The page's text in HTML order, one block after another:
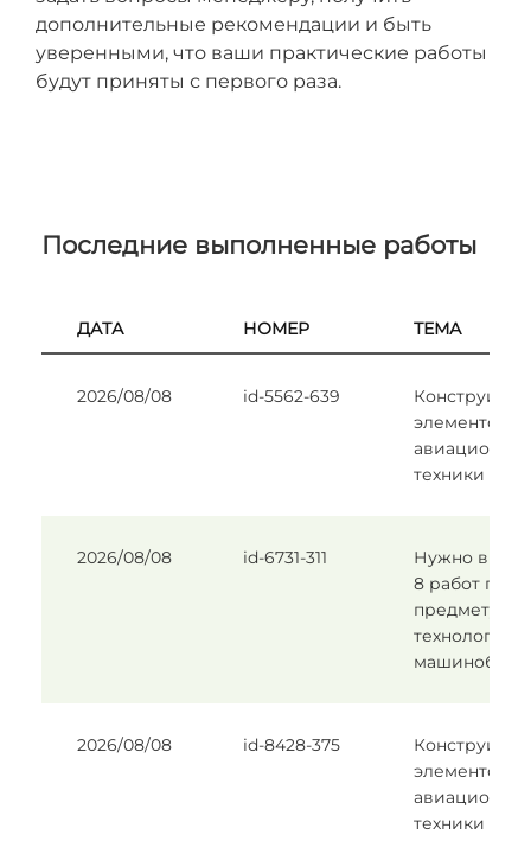
дополнительные рекомендации и быть
уверенными, что ваши практические работы
будут приняты с первого раза.
Последние выполненные работы
ДАТА НОМЕР ТЕМА
2026/08/08 id-5562-639
элементов
техники
2026/08/08 id-6731-311
Нужно
8 работ по
предмету
технології
2026/08/08 id-8428-375
элементов
техники